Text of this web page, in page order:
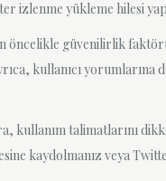
izlenme yükleme hilesi
öncelikle güvenilirlik
kullanıcı
kullanım talimatlarını
kaydolmanız veya